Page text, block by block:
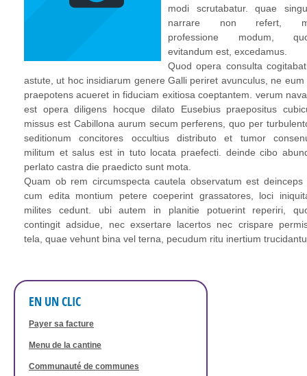
modi scrutabatur. quae
narrare non refert,
professione modum,
evitandum est, excedamus.
Quod opera consulta
astute, ut hoc insidiarum genere Galli periret avunculus, ne eum
praepotens acueret in fiduciam exitiosa coeptantem. verum
est opera diligens hocque dilato Eusebius praepositus
missus est Cabillona aurum secum perferens, quo per
seditionum concitores occultius distributo et tumor
militum et salus est in tuto locata praefecti. deinde cibo
perlato castra die praedicto sunt mota.
Quam ob rem circumspecta cautela observatum est deinceps
cum edita montium petere coeperint grassatores, loci
milites cedunt. ubi autem in planitie potuerint reperiri,
contingit adsidue, nec exsertare lacertos nec crispare
tela, quae vehunt bina vel terna, pecudum ritu inertium
EN UN CLIC
Payer sa facture
Menu de la cantine
Communauté de communes